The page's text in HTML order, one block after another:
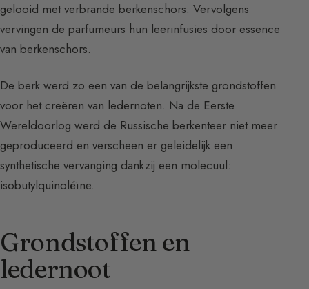
gelooid met verbrande berkenschors. Vervolgens
vervingen de parfumeurs hun leerinfusies door essence
van berkenschors.
De berk werd zo een van de belangrijkste grondstoffen
voor het creëren van ledernoten. Na de Eerste
Wereldoorlog werd de Russische berkenteer niet meer
geproduceerd en verscheen er geleidelijk een
synthetische vervanging dankzij een molecuul:
isobutylquinoléïne.
Grondstoffen en
ledernoot